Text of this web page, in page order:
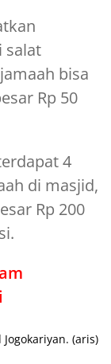
salat
bisa
Rp 50
4
di masjid,
Rp 200
Jogokariyan. (aris)